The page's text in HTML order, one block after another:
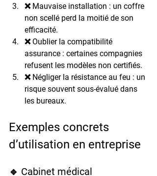
❌ Mauvaise installation : un coffre
non scellé perd la moitié de son
efficacité.
❌ Oublier la compatibilité
assurance : certaines compagnies
refusent les modèles non certifiés.
❌ Négliger la résistance au feu : un
risque souvent sous-évalué dans
les bureaux.
Exemples concrets
d’utilisation en entreprise
🔹 Cabinet médical